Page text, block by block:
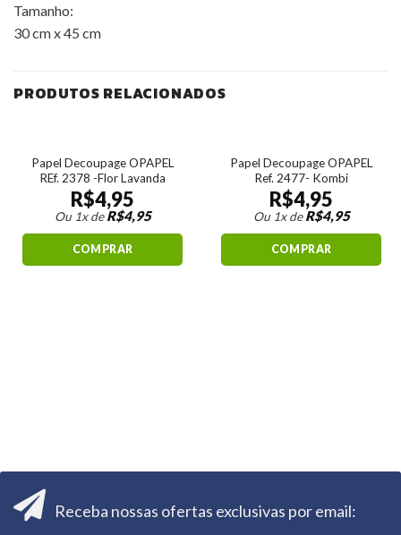
Tamanho:
30 cm x 45 cm
PRODUTOS RELACIONADOS
Papel Decoupage OPAPEL
REf. 2378 -Flor Lavanda
R$4,95
Ou 1x deR$4,95
COMPRAR
Papel Decoupage OPAPEL
Ref. 2477- Kombi
R$4,95
Ou 1x deR$4,95
COMPRAR
Receba nossas ofertas exclusivas por email: